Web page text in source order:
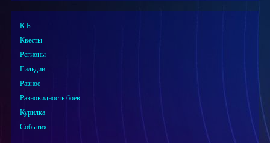
К.Б.
Квесты
Регионы
Гильдии
Разное
Разновидность боёв
Курилка
События